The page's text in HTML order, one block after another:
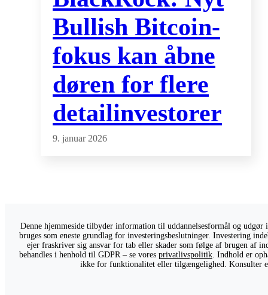
Bullish Bitcoin-
fokus kan åbne
døren for flere
detailinvestorer
9. januar 2026
Denne hjemmeside tilbyder information til uddannelsesformål og
bruges som eneste grundlag for investeringsbeslutninger. Investering
ejer fraskriver sig ansvar for tab eller skader som følge af brugen af
behandles i henhold til GDPR – se vores privatlivspolitik. Indhold er
ikke for funktionalitet eller tilgængelighed. Konsulter